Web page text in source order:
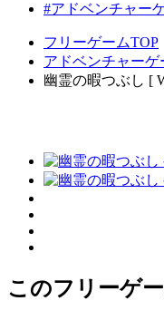
#アドベンチャー
フリーゲームTOP
アドベンチャーゲ
幽霊の暇つぶし [
このフリーゲ